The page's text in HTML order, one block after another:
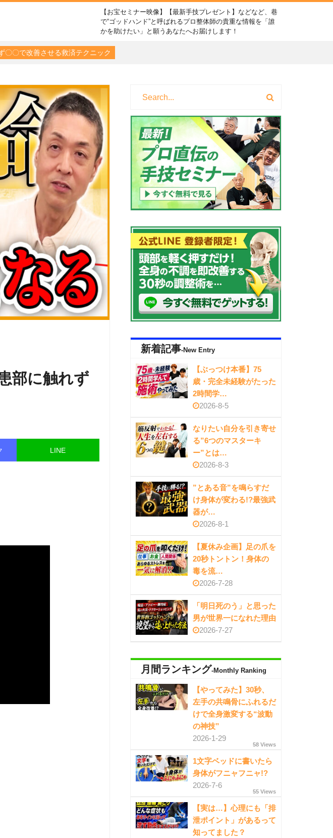
【お宝セミナー映像】【最新手技プレゼント】などなど、巷
で“ゴッドハンド”と呼ばれるプロ整体師の貴重な情報を「誰
かを助けたい」と願うあなたへお届けします！
〇〇で改善させる救済テクニック
部に触れず
LINE
新着記事-New Entry
【ぶっつけ本番】75
歳・完全未経験がたった
2時間学…
2026-8-5
なりたい自分を引き寄せ
る”6つのマスターキ
ー”とは…
2026-8-3
”とある音”を鳴らすだ
け身体が変わる!?最強武
器が…
2026-8-1
【夏休み企画】足の爪を
20秒トントン！身体の
毒を流…
2026-7-28
「明日死のう」と思った
男が世界一になれた理由
2026-7-27
月間ランキング-Monthly Ranking
【やってみた】30秒、
左手の共鳴骨にふれるだ
けで全身激変する“波動
の神技”
2026-1-29
58 Views
1文字ベッドに書いたら
身体がフニャフニャ!?
2026-7-6
55 Views
【実は…】心理にも「排
泄ポイント」があるって
知ってました？